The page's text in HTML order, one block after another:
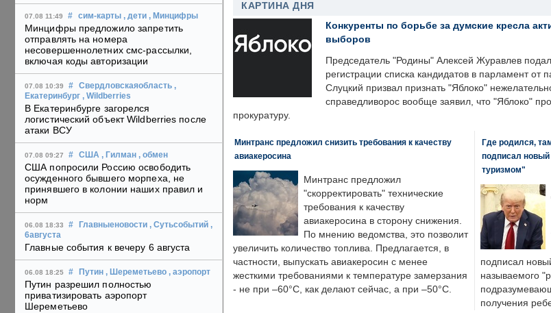
07.08 11:49 # сим-карты , дети , Минцифры
Минцифры предложило запретить
отправлять на номера
несовершеннолетних смс-рассылки,
включая коды авторизации
07.08 10:39 # Свердловскаяобласть ,
Екатеринбург , Wildberries
В Екатеринбурге загорелся
логистический объект Wildberries после
атаки ВСУ
07.08 09:27 # США , Гилман , обмен
США попросили Россию освободить
осужденного бывшего морпеха, не
принявшего в колонии наших правил и
норм
06.08 18:33 # Главныеновости , Сутьсобытий ,
6августа
Главные события к вечеру 6 августа
06.08 18:25 # Путин , Шереметьево , аэропорт
Путин разрешил полностью
приватизировать аэропорт
Шереметьево
КАРТИНА ДНЯ
Конкуренты по борьбе за думские кресла
выборов
Председатель "Родины" Алексей Журавлев
регистрации списка кандидатов в парламент
Слуцкий призвал признать "Яблоко"
справедливорос вообще заявил, что "Яблоко"
прокуратуру.
Минтранс предложил снизить требования к качеству
авиакеросина
Минтранс предложил
"скорректировать" технические
требования к качеству
авиакеросина в сторону снижения.
По мнению ведомства, это позволит
увеличить количество топлива. Предлагается, в
частности, выпускать авиакеросин с менее
жесткими требованиями к температуре замерзания
- не при –60°C, как делают сейчас, а при –50°C.
Где родился,
подписал
туризмом"
подписал
называемого
получения